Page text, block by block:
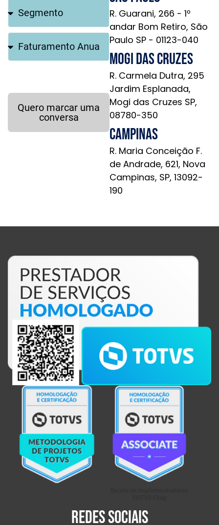
Quero marcar uma
conversa
R. Guarani, 266 - 1º
andar Bom Retiro, São
Paulo SP - 01123-040
Mogi das Cruzes
R. Carmela Dutra, 295
Jardim Esplanada,
Mogi das Cruzes SP,
08780-350
Campinas
R. Maria Conceição F.
de Andrade, 621, Nova
Campinas, SP, 13092-
190
Redes sociais